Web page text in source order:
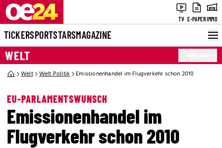
TV E-PAPERIMMO
TICKERSPORTSTARSMAGAZINE
WELT
Welt Welt Politik Emissionenhandel im Flugverkehr schon 2010
EU-PARLAMENTSWUNSCH
Emissionenhandel im
Flugverkehr schon 2010